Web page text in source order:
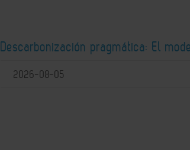
Descarbonización pragmática: El
2026-08-05